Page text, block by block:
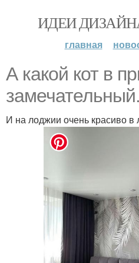
ИДЕИ
главная
А какой кот в
замечательный.
И на лоджии очень красиво в